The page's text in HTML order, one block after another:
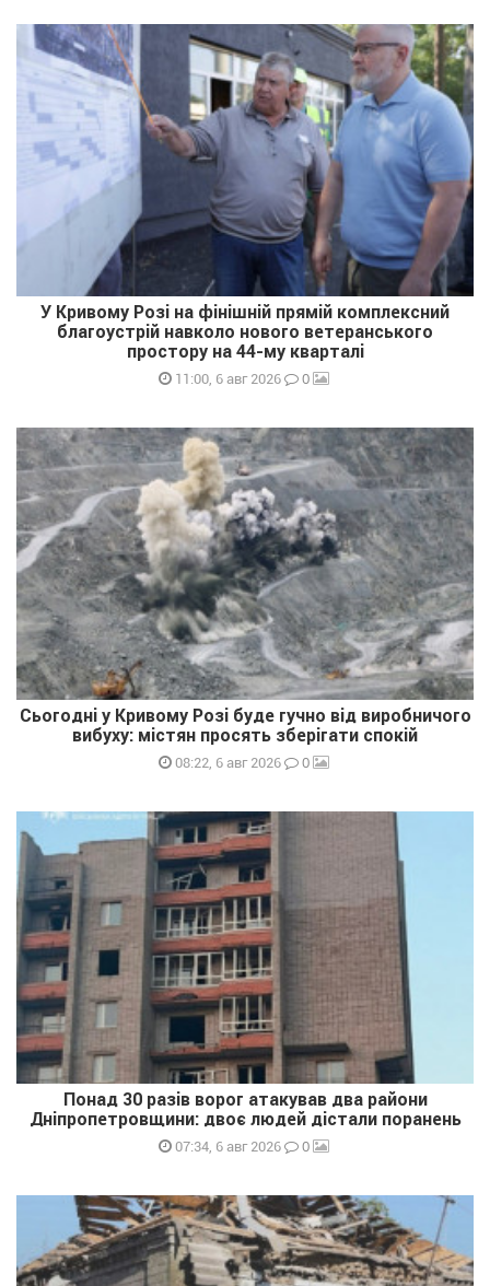
У Кривому Розі на фінішній прямій комплексний
благоустрій навколо нового ветеранського
простору на 44-му кварталі
11:00, 6 авг 2026 0
Сьогодні у Кривому Розі буде гучно від виробничого
вибуху: містян просять зберігати спокій
08:22, 6 авг 2026 0
Понад 30 разів ворог атакував два райони
Дніпропетровщини: двоє людей дістали поранень
07:34, 6 авг 2026 0